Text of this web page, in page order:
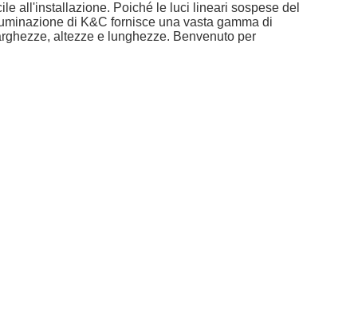
all'installazione. Poiché le luci lineari sospese del
di K&C fornisce una vasta gamma di
altezze e lunghezze. Benvenuto per